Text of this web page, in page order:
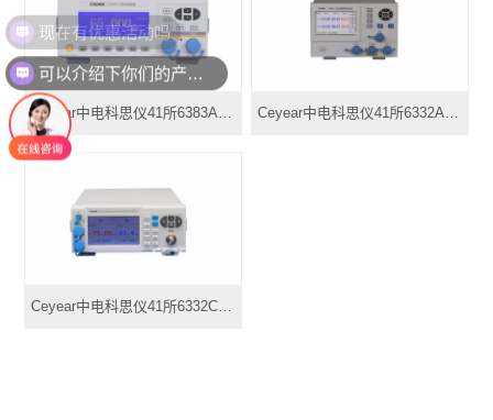
可以介绍下你们的产品么
现在有优惠活动吗